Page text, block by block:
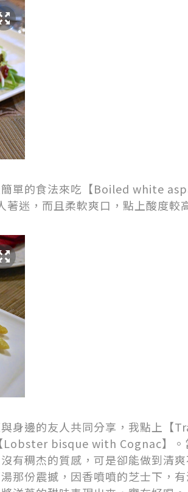
簡單的食法來吃【Boiled white
迷，而且柔軟爽口，點上酸度較
身邊的友人共同分享，我點上【
bisque with Cognac】。
有稠杰的質感，可是卻能做到清爽
那份震撼，因香噴噴的芝士下，